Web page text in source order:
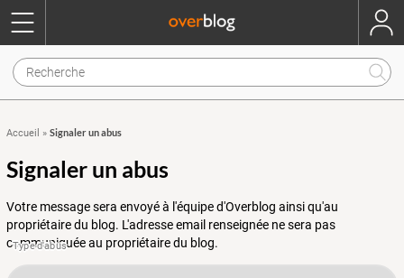
Accueil » Signaler un abus
Signaler un abus
Votre message sera envoyé à l'équipe d'Overblog ainsi qu'au
propriétaire du blog. L'adresse email renseignée ne sera pas
communiquée au propriétaire du blog.